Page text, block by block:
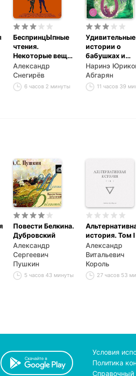
БеспринцЫпные
чтения.
Некоторые вещи
нужно делать
самому
Александр
Снегирёв
6 часов 2 минуты
Удивительные
истории о
бабушках и
дедушках
(сборник)
Наринэ
Абгарян
11 часов 39
Повести Белкина.
Дубровский
Александр
Сергеевич
Пушкин
5 часов 43 минуты
история. Том I
Александр
Витальевич
Король
27 часов 53
Условия
Политика
Справочный